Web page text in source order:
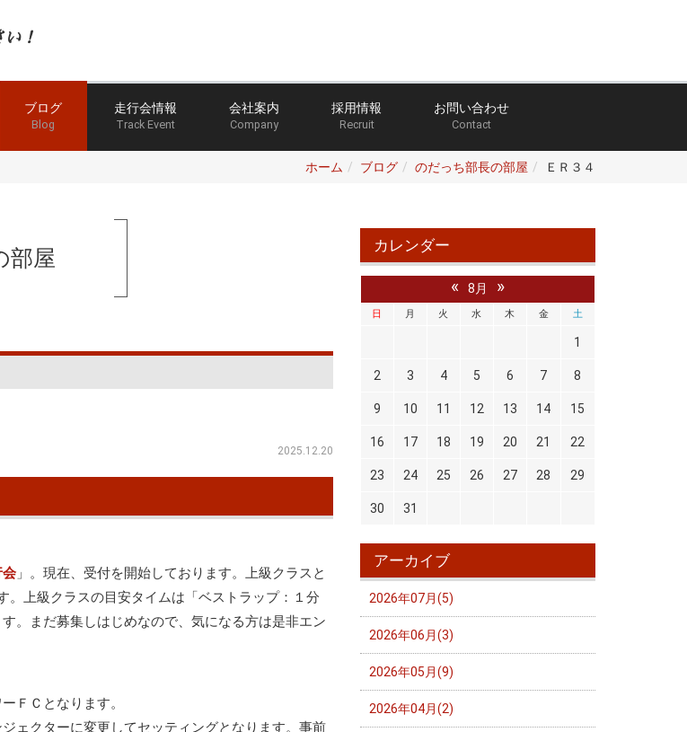
！
ブログ
Blog
走行会情報
Track Event
会社案内
Company
採用情報
Recruit
お問い合わせ
Contact
ホーム ブログ のだっち部長の部屋 ＥＲ３４
部屋
2025.12.20
」。現在、受付を開始しております。上級クラスと
上級クラスの目安タイムは「ベストラップ：１分
。まだ募集しはじめなので、気になる方は是非エン
ＦＣとなります。
ェクターに変更してセッティングとなります。事前
カレンダー
« 8月 »
日 月 火 水 木 金 土
1
2 3 4 5 6 7 8
9 10 11 12 13 14 15
16 17 18 19 20 21 22
23 24 25 26 27 28 29
30 31
アーカイブ
2026年07月(5)
2026年06月(3)
2026年05月(9)
2026年04月(2)